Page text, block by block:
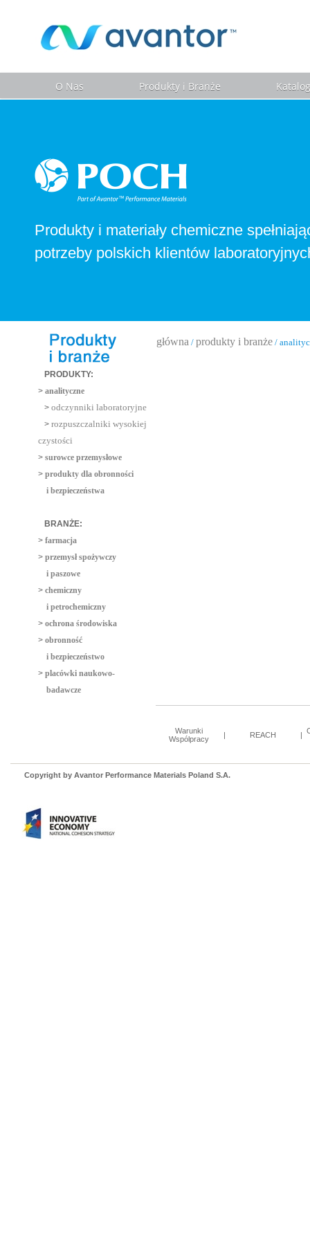
O Nas Produkty i Branże Katalog
Produkty i materiały chemiczne
potrzeby polskich klientów
PRODUKTY:
> analityczne
> odczynniki laboratoryjne
> rozpuszczalniki wysokiej
czystości
> surowce przemysłowe
> produkty dla obronności
i bezpieczeństwa
BRANŻE:
> farmacja
> przemysł spożywczy
i paszowe
> chemiczny
i petrochemiczny
> ochrona środowiska
> obronność
i bezpieczeństwo
> placówki naukowo-
badawcze
główna / produkty i branże /
Warunki
Wspólpracy
| REACH |
Copyright by Avantor Performance Materials Poland S.A.